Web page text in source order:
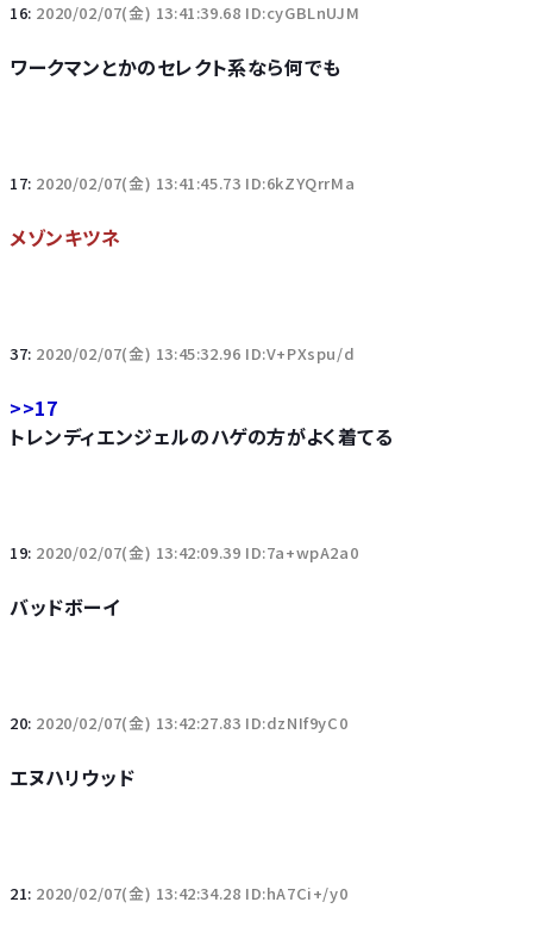
16: 2020/02/07(金) 13:41:39.68 ID:cyGBLnUJM
ワークマンとかのセレクト系なら何でも
17: 2020/02/07(金) 13:41:45.73 ID:6kZYQrrMa
メゾンキツネ
37: 2020/02/07(金) 13:45:32.96 ID:V+PXspu/d
>>17
トレンディエンジェルのハゲの方がよく着てる
19: 2020/02/07(金) 13:42:09.39 ID:7a+wpA2a0
バッドボーイ
20: 2020/02/07(金) 13:42:27.83 ID:dzNIf9yC0
エヌハリウッド
21: 2020/02/07(金) 13:42:34.28 ID:hA7Ci+/y0